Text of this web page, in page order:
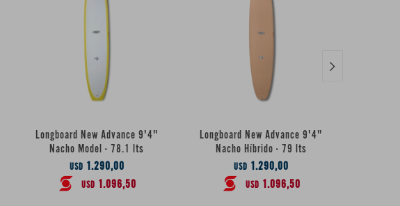
Longboard New Advance 9'4"
Nacho Model - 78.1 lts
USD 1.290,00
USD 1.096,50
Longboard New Advance 9'4"
Nacho Híbrido - 79 lts
USD 1.290,00
USD 1.096,50
